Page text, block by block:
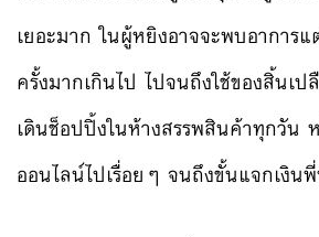
เยอะมาก ในผู้หยิงอาจจะพบอาการ
ครั้งมากเกินไป ไปจนถึงใช้ของสิ้นเ
เดินช็อปปิ้งในห้างสรรพสินค้าทุกวัน
ออนไลน์ไปเรื่อยๆ จนถึงขั้นแจกเงิน